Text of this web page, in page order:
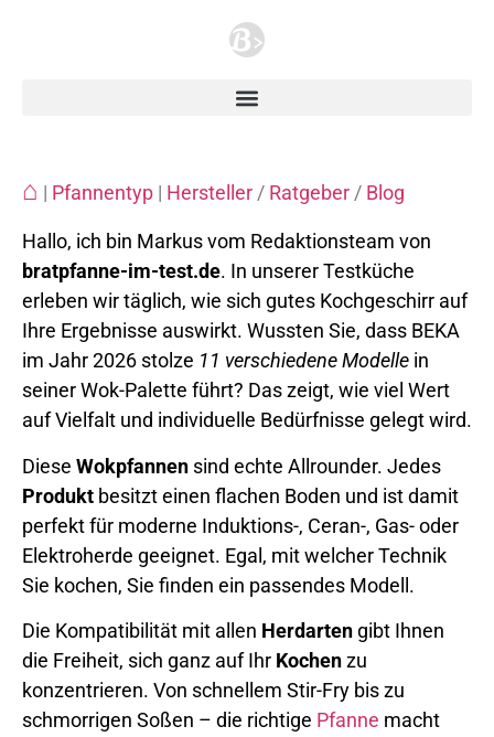
⌂ | Pfannentyp | Hersteller / Ratgeber / Blog
Hallo, ich bin Markus vom Redaktionsteam von
bratpfanne-im-test.de. In unserer Testküche
erleben wir täglich, wie sich gutes Kochgeschirr auf
Ihre Ergebnisse auswirkt. Wussten Sie, dass BEKA
im Jahr 2026 stolze 11 verschiedene Modelle in
seiner Wok-Palette führt? Das zeigt, wie viel Wert
auf Vielfalt und individuelle Bedürfnisse gelegt wird.
Diese Wokpfannen sind echte Allrounder. Jedes
Produkt besitzt einen flachen Boden und ist damit
perfekt für moderne Induktions-, Ceran-, Gas- oder
Elektroherde geeignet. Egal, mit welcher Technik
Sie kochen, Sie finden ein passendes Modell.
Die Kompatibilität mit allen Herdarten gibt Ihnen
die Freiheit, sich ganz auf Ihr Kochenzu
konzentrieren. Von schnellem Stir-Fry bis zu
schmorrigen Soßen – die richtige Pfanne macht